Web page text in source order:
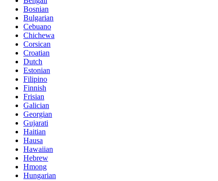
Bosnian
Bulgarian
Cebuano
Chichewa
Corsican
Croatian
Dutch
Estonian
Filipino
Finnish
Frisian
Galician
Georgian
Gujarati
Haitian
Hausa
Hawaiian
Hebrew
Hmong
Hungarian